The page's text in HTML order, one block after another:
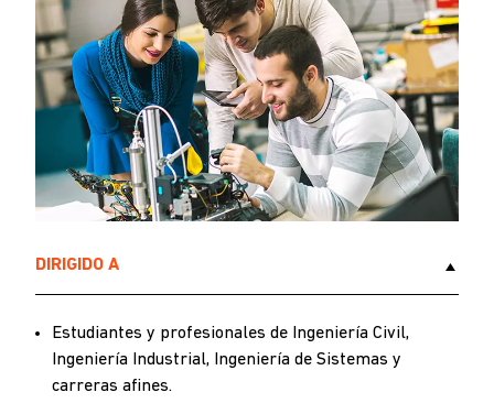
DIRIGIDO A
Estudiantes y profesionales de Ingeniería Civil,
Ingeniería Industrial, Ingeniería de Sistemas y
carreras afines.